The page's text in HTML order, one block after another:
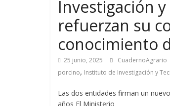
Investigación
refuerzan su
conocimiento
25 junio, 2025 CuadernoAgrario
porcino, Instituto de Investigación y
Las dos entidades firman un
años El Ministerio